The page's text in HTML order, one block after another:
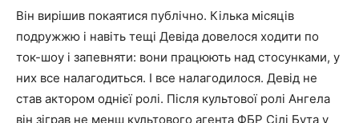
Він вирішив покаятися публічно. Кілька місяців
подружжю і навіть тещі Девіда довелося ходити по
ток-шоу і запевняти: вони працюють над стосунками, у
них все налагодиться. І все налагодилося. Девід не
став актором однієї ролі. Після культової ролі Ангела
він зіграв не менш культового агента ФБР Сілі Бута у